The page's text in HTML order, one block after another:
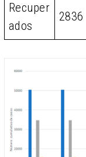
Recuper
ados
2836